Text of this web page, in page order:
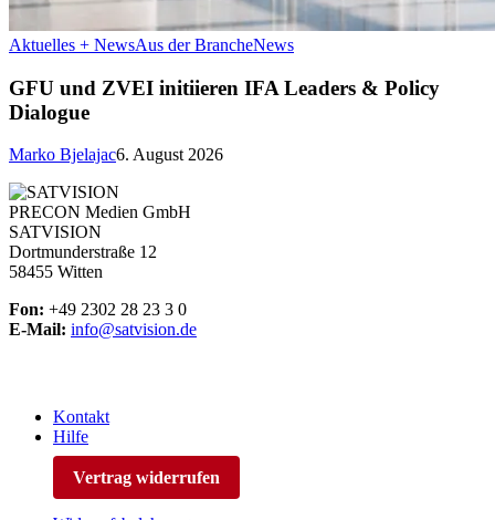
Aktuelles + NewsAus der BrancheNews
GFU und ZVEI initiieren IFA Leaders & Policy
Dialogue
Marko Bjelajac6. August 2026
PRECON Medien GmbH
SATVISION
Dortmunderstraße 12
58455 Witten
Fon: +49 2302 28 23 3 0
E-Mail: info@satvision.de
Kontakt
Hilfe
Vertrag widerrufen